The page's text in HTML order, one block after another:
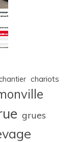
chariots
grues